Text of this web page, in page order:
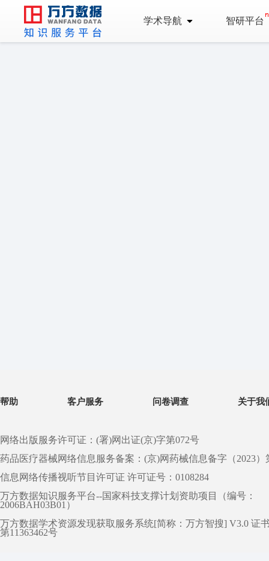
学术导航 智研平台
帮助 客户服务 问卷调查 关于我
网络出版服务许可证：(署)网出证(京)字第072号
药品医疗器械网络信息服务备案：(京)网药械信息备字（2023）
信息网络传播视听节目许可证 许可证号：0108284
万方数据知识服务平台--国家科技支撑计划资助项目（编号：
2006BAH03B01）
万方数据学术资源发现获取服务系统[简称：万方智搜] V3.0 证
第11363462号